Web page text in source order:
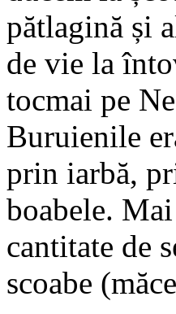
pătlagină și
de vie la
tocmai pe
Buruienile
prin iarbă,
boabele.
cantitate de
scoabe